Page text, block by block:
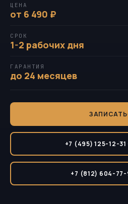
ЦЕНА
от 6 490 ₽
СРОК
1-2 рабочих дня
ГАРАНТИЯ
до 24 месяцев
+7 (495) 125-12-
+7 (812) 604-77-